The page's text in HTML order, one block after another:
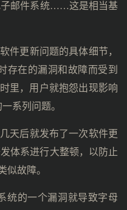
子邮件系统……这是相当基
件更新问题的具体细节，
存在的漏洞和故障而受到
里，用户就抱怨出现影响
系列问题。
天后就发布了一次软件更
体系进行大整顿，以防止
似故障。
统的一个漏洞就导致字母